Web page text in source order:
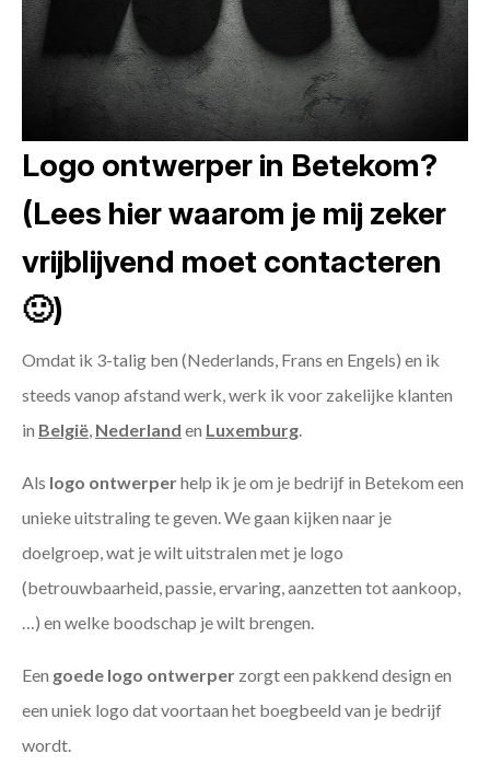
Logo ontwerper in Betekom?
(Lees hier waarom je mij zeker
vrijblijvend moet contacteren
🙂)
Omdat ik 3-talig ben (Nederlands, Frans en Engels) en ik
steeds vanop afstand werk, werk ik voor zakelijke klanten
in België, Nederland en Luxemburg.
Als logo ontwerperhelp ik je om je bedrijf in Betekom een
unieke uitstraling te geven. We gaan kijken naar je
doelgroep, wat je wilt uitstralen met je logo
(betrouwbaarheid, passie, ervaring, aanzetten tot aankoop,
…) en welke boodschap je wilt brengen.
Een goede logo ontwerper zorgt een pakkend design en
een uniek logo dat voortaan het boegbeeld van je bedrijf
wordt.